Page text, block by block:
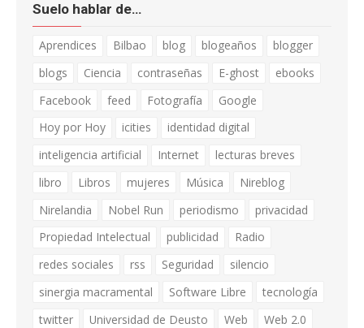
Suelo hablar de…
Aprendices Bilbao blog blogeaños
blogger
blogs
Ciencia contraseñas E-ghost
ebooks
Facebook
feed Fotografía
Google
Hoy por Hoy
icities
identidad digital
inteligencia artificial
Internet
lecturas breves
libro
Libros mujeres Música
Nireblog
Nirelandia
Nobel Run periodismo
privacidad
Propiedad Intelectual
publicidad
Radio
redes sociales
rss Seguridad
silencio
sinergia macramental
Software Libre
tecnología
twitter
Universidad de Deusto Web Web 2.0